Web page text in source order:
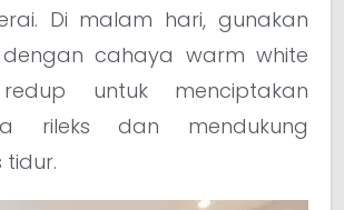
Di malam hari, gunakan
cahaya warm white
untuk menciptakan
rileks dan mendukung
tidur.